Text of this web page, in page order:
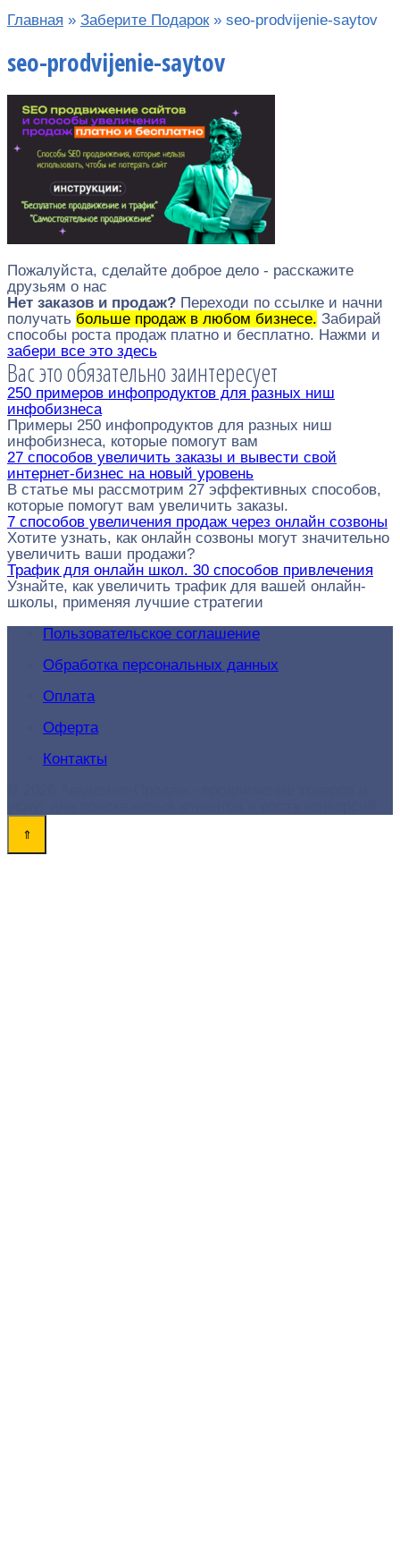
Главная » Заберите Подарок » seo-prodvijenie-saytov
seo-prodvijenie-saytov
Пожалуйста, сделайте доброе дело - расскажите
друзьям о нас
Нет заказов и продаж? Переходи по ссылке и начни
получать больше продаж в любом бизнесе. Забирай
способы роста продаж платно и бесплатно. Нажми и
забери все это здесь
Вас это обязательно заинтересует
250 примеров инфопродуктов для разных ниш
инфобизнеса
Примеры 250 инфопродуктов для разных ниш
инфобизнеса, которые помогут вам
27 способов увеличить заказы и вывести свой
интернет-бизнес на новый уровень
В статье мы рассмотрим 27 эффективных способов,
которые помогут вам увеличить заказы.
7 способов увеличения продаж через онлайн созвоны
Хотите узнать, как онлайн созвоны могут значительно
увеличить ваши продажи?
Трафик для онлайн школ. 30 способов привлечения
Узнайте, как увеличить трафик для вашей онлайн-
школы, применяя лучшие стратегии
Пользовательское соглашение
Обработка персональных данных
Оплата
Оферта
Контакты